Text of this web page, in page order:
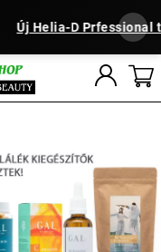
Új Helia-D Prfessional